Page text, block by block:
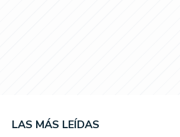
LAS MÁS LEÍDAS